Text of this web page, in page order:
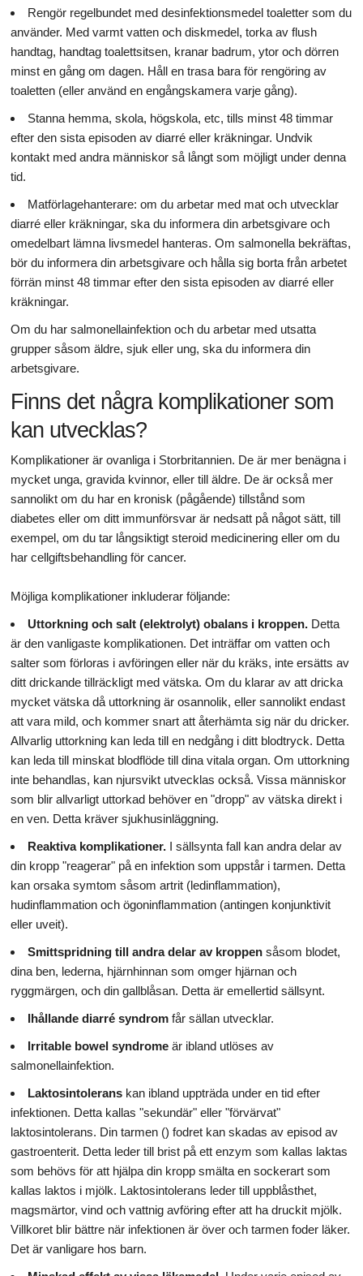
Rengör regelbundet med desinfektionsmedel toaletter som du
använder. Med varmt vatten och diskmedel, torka av flush
handtag, handtag toalettsitsen, kranar badrum, ytor och dörren
minst en gång om dagen. Håll en trasa bara för rengöring av
toaletten (eller använd en engångskamera varje gång).
Stanna hemma, skola, högskola, etc, tills minst 48 timmar
efter den sista episoden av diarré eller kräkningar. Undvik
kontakt med andra människor så långt som möjligt under denna
tid.
Matförlagehanterare: om du arbetar med mat och utvecklar
diarré eller kräkningar, ska du informera din arbetsgivare och
omedelbart lämna livsmedel hanteras. Om salmonella bekräftas,
bör du informera din arbetsgivare och hålla sig borta från arbetet
förrän minst 48 timmar efter den sista episoden av diarré eller
kräkningar.
Om du har salmonellainfektion och du arbetar med utsatta
grupper såsom äldre, sjuk eller ung, ska du informera din
arbetsgivare.
Finns det några komplikationer som
kan utvecklas?
Komplikationer är ovanliga i Storbritannien. De är mer benägna i
mycket unga, gravida kvinnor, eller till äldre. De är också mer
sannolikt om du har en kronisk (pågående) tillstånd som
diabetes eller om ditt immunförsvar är nedsatt på något sätt, till
exempel, om du tar långsiktigt steroid medicinering eller om du
har cellgiftsbehandling för cancer.
Möjliga komplikationer inkluderar följande:
Uttorkning och salt (elektrolyt) obalans i kroppen. Detta
är den vanligaste komplikationen. Det inträffar om vatten och
salter som förloras i avföringen eller när du kräks, inte ersätts av
ditt drickande tillräckligt med vätska. Om du klarar av att dricka
mycket vätska då uttorkning är osannolik, eller sannolikt endast
att vara mild, och kommer snart att återhämta sig när du dricker.
Allvarlig uttorkning kan leda till en nedgång i ditt blodtryck. Detta
kan leda till minskat blodflöde till dina vitala organ. Om uttorkning
inte behandlas, kan njursvikt utvecklas också. Vissa människor
som blir allvarligt uttorkad behöver en "dropp" av vätska direkt i
en ven. Detta kräver sjukhusinläggning.
Reaktiva komplikationer. I sällsynta fall kan andra delar av
din kropp "reagerar" på en infektion som uppstår i tarmen. Detta
kan orsaka symtom såsom artrit (ledinflammation),
hudinflammation och ögoninflammation (antingen konjunktivit
eller uveit).
Smittspridning till andra delar av kroppen såsom blodet,
dina ben, lederna, hjärnhinnan som omger hjärnan och
ryggmärgen, och din gallblåsan. Detta är emellertid sällsynt.
Ihållande diarré syndrom får sällan utvecklar.
Irritable bowel syndrome är ibland utlöses av
salmonellainfektion.
Laktosintolerans kan ibland uppträda under en tid efter
infektionen. Detta kallas "sekundär" eller "förvärvat"
laktosintolerans. Din tarmen () fodret kan skadas av episod av
gastroenterit. Detta leder till brist på ett enzym som kallas laktas
som behövs för att hjälpa din kropp smälta en sockerart som
kallas laktos i mjölk. Laktosintolerans leder till uppblåsthet,
magsmärtor, vind och vattnig avföring efter att ha druckit mjölk.
Villkoret blir bättre när infektionen är över och tarmen foder läker.
Det är vanligare hos barn.